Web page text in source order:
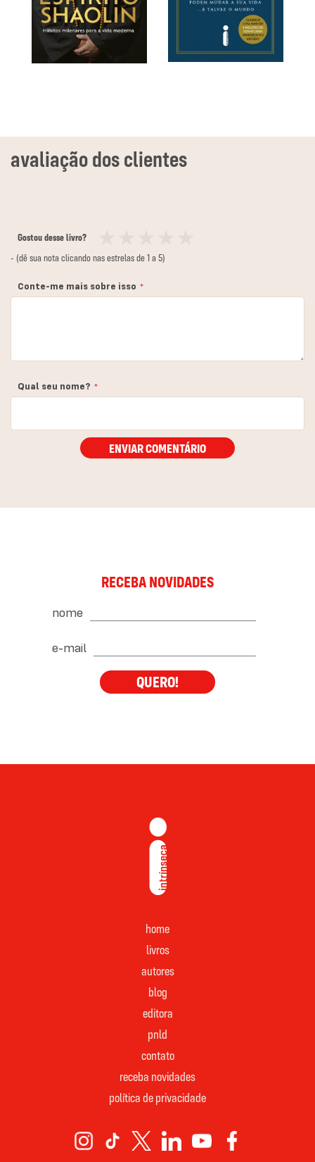
Gostou desse livro?
12
3
4
5
- (dê sua nota clicando nas estrelas de 1 a 5)
Conte-me mais sobre isso
Qual seu nome?
ENVIAR COMENTÁRIO
RECEBA NOVIDADES
nome
e-mail
QUERO!
home
livros
autores
blog
editora
pnld
contato
receba novidades
política de privacidade